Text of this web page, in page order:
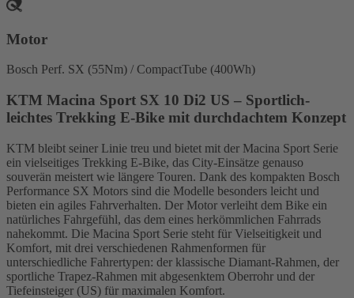
Motor
Bosch Perf. SX (55Nm) / CompactTube (400Wh)
KTM Macina Sport SX 10 Di2 US – Sportlich-
leichtes Trekking E-Bike mit durchdachtem Konzept
KTM bleibt seiner Linie treu und bietet mit der Macina Sport Serie
ein vielseitiges Trekking E-Bike, das City-Einsätze genauso
souverän meistert wie längere Touren. Dank des kompakten Bosch
Performance SX Motors sind die Modelle besonders leicht und
bieten ein agiles Fahrverhalten. Der Motor verleiht dem Bike ein
natürliches Fahrgefühl, das dem eines herkömmlichen Fahrrads
nahekommt. Die Macina Sport Serie steht für Vielseitigkeit und
Komfort, mit drei verschiedenen Rahmenformen für
unterschiedliche Fahrertypen: der klassische Diamant-Rahmen, der
sportliche Trapez-Rahmen mit abgesenktem Oberrohr und der
Tiefeinsteiger (US) für maximalen Komfort.